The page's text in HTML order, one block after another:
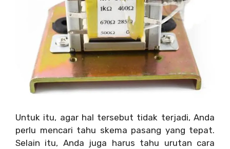
Untuk itu, agar hal tersebut tidak terjadi, Anda
perlu mencari tahu skema pasang yang tepat.
Selain itu, Anda juga harus tahu urutan cara